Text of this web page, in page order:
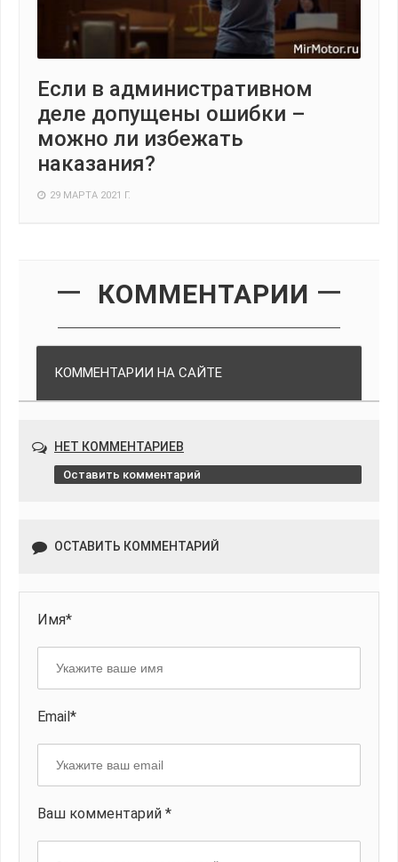
Если в административном
деле допущены ошибки –
можно ли избежать
наказания?
29 МАРТА 2021 Г.
КОММЕНТАРИИ
КОММЕНТАРИИ НА САЙТЕ
НЕТ КОММЕНТАРИЕВ
Оставить комментарий
ОСТАВИТЬ КОММЕНТАРИЙ
Имя*
Email*
Ваш комментарий *